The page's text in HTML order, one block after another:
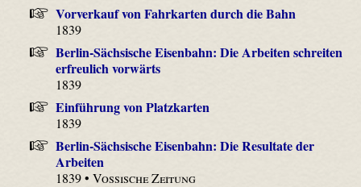
Vorverkauf von Fahrkarten durch die Bahn
1839
Berlin-Sächsische Eisenbahn: Die Arbeiten schreiten
erfreulich vorwärts
1839
Einführung von Platzkarten
1839
Berlin-Sächsische Eisenbahn: Die Resultate der
Arbeiten
1839 •Vossische Zeitung